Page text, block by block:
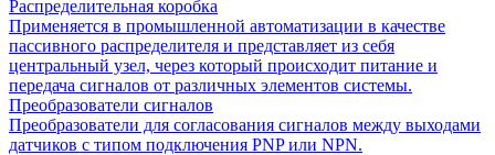
Распределительная коробка
Применяется в промышленной автоматизации в качестве
пассивного распределителя и представляет из себя
центральный узел, через который происходит питание и
передача сигналов от различных элементов системы.
Преобразователи сигналов
Преобразователи для согласования сигналов между выходами
датчиков с типом подключения PNP или NPN.